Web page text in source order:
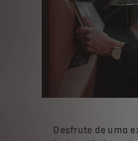
Desfrute de uma